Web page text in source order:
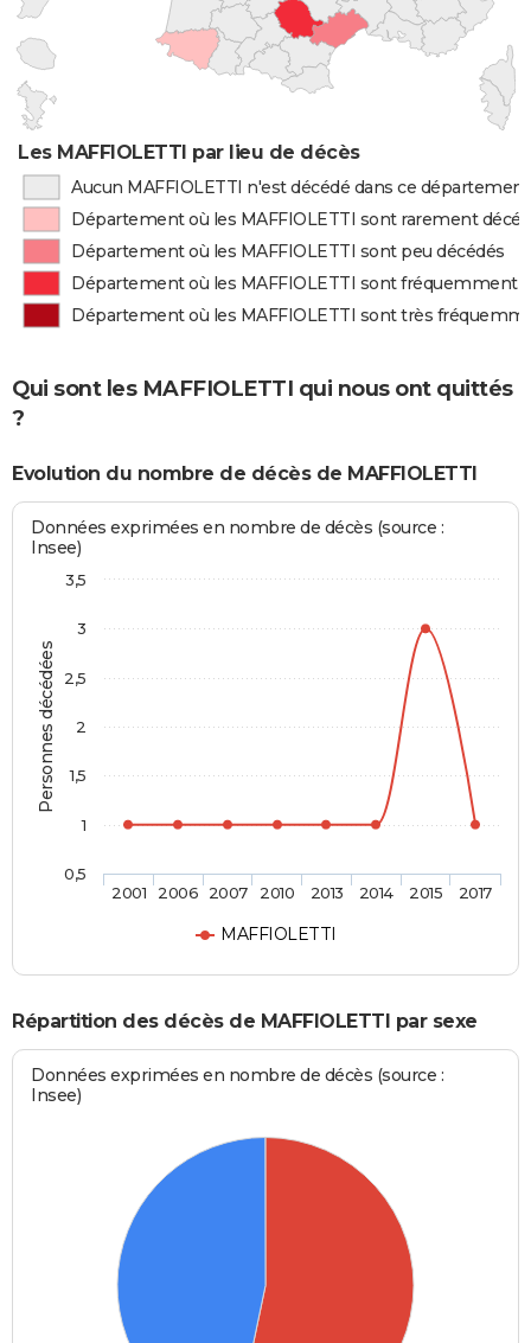
Les MAFFIOLETTI par lieu de décès
Aucun MAFFIOLETTI n'est décédé dans ce département
Département où les MAFFIOLETTI sont rarement
Département où les MAFFIOLETTI sont peu décédés
Département où les MAFFIOLETTI sont fréquemment
Département où les MAFFIOLETTI sont très
Qui sont les MAFFIOLETTI qui nous ont quittés
?
Evolution du nombre de décès de MAFFIOLETTI
Personnes décédées
Données exprimées en nombre de décès (source :
Insee)
MAFFIOLETTI
2001 2006 2007 2010 2013 2014 2015 2017
0,5
1
1,5
2
2,5
3
3,5
Répartition des décès de MAFFIOLETTI par sexe
Données exprimées en nombre de décès (source :
Insee)